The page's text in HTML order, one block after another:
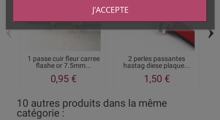
1 passe cuir fleur carree
flashe or 7.5mm...
0,95 €
2 perles passantes
hastag diese plaque...
1,50 €
‹ ›
10 autres produits dans la même
catégorie :
J'ACCEPTE